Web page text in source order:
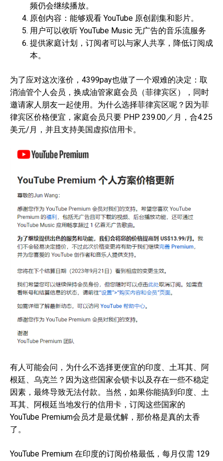
频仍会继续播放。
原创内容：能够观看 YouTube 原创剧集和影片。
用户可以收听 YouTube Music 无广告的音乐流服务
提供家庭计划，订阅者可以与家人共享，降低订阅成
本。
为了应对这次涨价，4399pay也做了一个艰难的决定：取
消油管个人会员，换成油管家庭会员（菲律宾区），同时
邀请家人朋友一起使用。为什么选择菲律宾区呢？因为菲
律宾区价格便宜，家庭会员只要 PHP 239.00／月，合4.25
美元/月，并且支持美国虚拟信用卡。
有人可能会问，为什么不选择更便宜的印度、土耳其、阿
根廷、乌克兰？因为这些国家会锁卡以及存在一些不稳定
因素，最终导致无法付款。当然，如果你能搞到印度、土
耳其、阿根廷当地发行的信用卡，订阅这些国家的
YouTube Premium会员才是最优解，那价格是真的太香
了。
YouTube Premium 在印度的订阅价格最低，每月仅需 129